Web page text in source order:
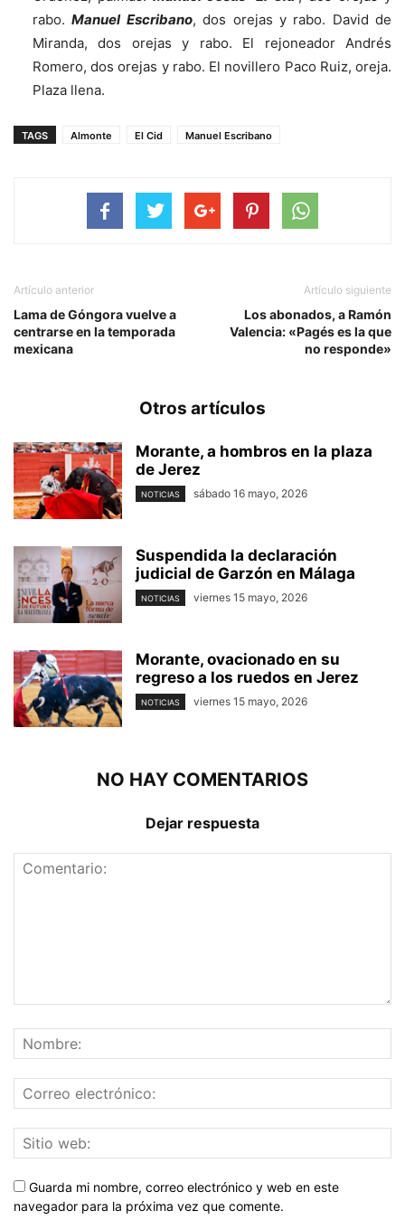
rabo.Manuel Escribano, dos orejas y rabo. David de
Miranda, dos orejas y rabo. El rejoneador Andrés
Romero, dos orejas y rabo. El novillero Paco Ruiz, oreja.
Plaza llena.
TAGS Almonte El Cid Manuel Escribano
Artículo anterior
Lama de Góngora vuelve a
centrarse en la temporada
mexicana
Artículo siguiente
Los abonados, a Ramón
Valencia: «Pagés es la que
no responde»
Otros artículos
Morante, a hombros en la plaza
de Jerez
NOTICIAS sábado 16 mayo, 2026
Suspendida la declaración
judicial de Garzón en Málaga
NOTICIAS viernes 15 mayo, 2026
Morante, ovacionado en su
regreso a los ruedos en Jerez
NOTICIAS viernes 15 mayo, 2026
NO HAY COMENTARIOS
Dejar respuesta
Guarda mi nombre, correo electrónico y web en este
navegador para la próxima vez que comente.